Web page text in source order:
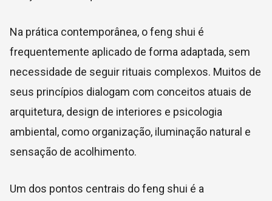
Na prática contemporânea, o feng shui é
frequentemente aplicado de forma adaptada, sem
necessidade de seguir rituais complexos. Muitos de
seus princípios dialogam com conceitos atuais de
arquitetura, design de interiores e psicologia
ambiental, como organização, iluminação natural e
sensação de acolhimento.
Um dos pontos centrais do feng shui é a